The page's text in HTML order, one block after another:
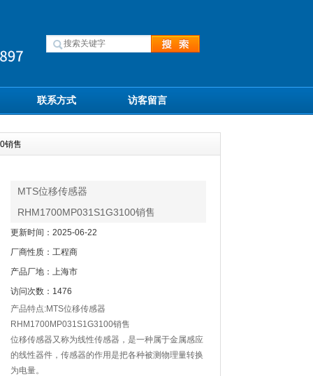
联系方式 访客留言
销售
MTS位移传感器
RHM1700MP031S1G3100销售
更新时间：2025-06-22
厂商性质：工程商
产品厂地：上海市
访问次数：1476
产品特点:MTS位移传感器
RHM1700MP031S1G3100销售
位移传感器又称为线性传感器，是一种属于金属感应
的线性器件，传感器的作用是把各种被测物理量转换
为电量。